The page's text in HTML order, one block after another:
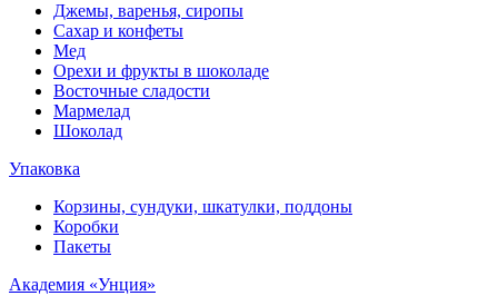
Джемы, варенья, сиропы
Сахар и конфеты
Мед
Орехи и фрукты в шоколаде
Восточные сладости
Мармелад
Шоколад
Упаковка
Корзины, сундуки, шкатулки, поддоны
Коробки
Пакеты
Академия «Унция»